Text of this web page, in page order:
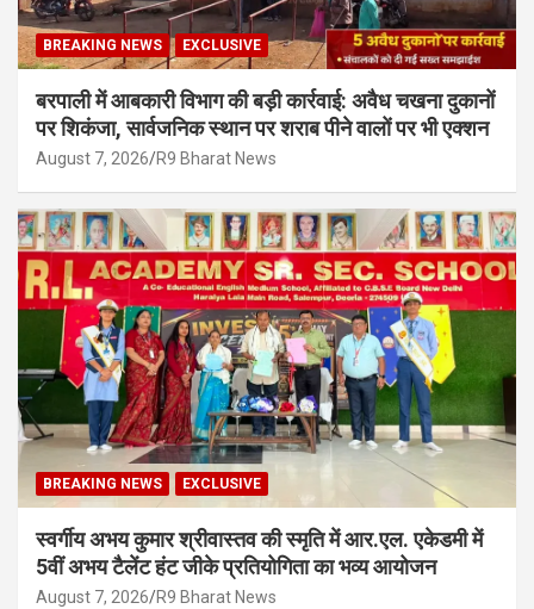
BREAKING NEWS EXCLUSIVE
बरपाली में आबकारी विभाग की बड़ी कार्रवाई: अवैध चखना दुकानों
पर शिकंजा, सार्वजनिक स्थान पर शराब पीने वालों पर भी एक्शन
August 7, 2026 R9 Bharat News
BREAKING NEWS EXCLUSIVE
स्वर्गीय अभय कुमार श्रीवास्तव की स्मृति में आर.एल. एकेडमी में
5वीं अभय टैलेंट हंट जीके प्रतियोगिता का भव्य आयोजन
August 7, 2026 R9 Bharat News